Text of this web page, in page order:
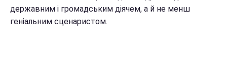
державним і громадським діячем, а й не менш
геніальним сценаристом.